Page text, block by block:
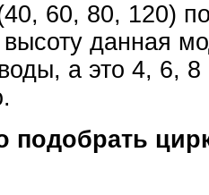
60, 80, 120)
данная
а это 4, 6,
подобрать